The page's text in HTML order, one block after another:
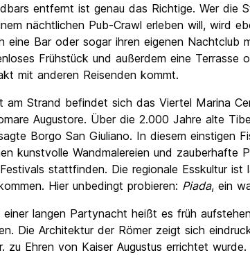
entfernt ist genau das Richtige. Wer die
nächtlichen Pub-Crawl erleben will, wird
eine Bar oder sogar ihren eigenen Nachtclub
Frühstück und außerdem eine Terrasse
mit anderen Reisenden kommt.
am Strand befindet sich das Viertel Marina
Augustore. Über die 2.000 Jahre alte
Borgo San Giuliano. In diesem einstigen
kunstvolle Wandmalereien und zauberhafte
stattfinden. Die regionale Esskultur ist
Hier unbedingt probieren: Piada, ein
einer langen Partynacht heißt es früh
Die Architektur der Römer zeigt sich
zu Ehren von Kaiser Augustus errichtet